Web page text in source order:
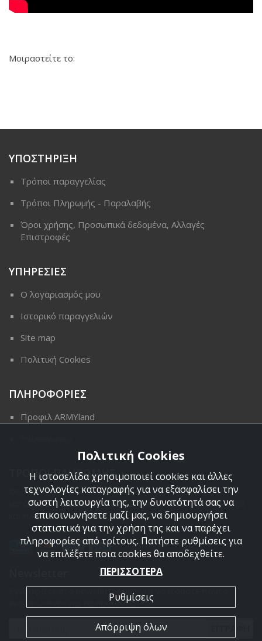
Μοιραστείτε το:
ΥΠΟΣΤΗΡΙΞΗ
Τρόποι παραγγελίας
Τρόποι Πληρωμής - Παραλαβής
Όροι χρήσης, Προσωπικά δεδομένα, Αλλαγές
Επιστροφές
ΥΠΗΡΕΣΙΕΣ
Ο λογαριασμός μου
Ιστορικό παραγγελιών
Site map
Πολιτική Cookies
ΠΛΗΡΟΦΟΡΙΕΣ
Προφιλ ARMYland
ΤΡΟΠΟΙ ΠΛΗΡΩΜΗΣ
Οι διαθέσιμοι τρόποι πληρωμής είναι η Αντικαταβολή,
κατάθεση σε τραπεζικό μας λογαριασμό, πιστωτική κάρτα
και πληρωμή με PayPal.
Εγγραφείτε στο newsletter μας για να είσαστε πάντα
ενημερωμένοι για τα προϊόντα μας.
Πολιτική Cookies
Η ιστοσελίδα χρησιμοποιεί cookies και άλλες
τεχνολογίες καταγραφής για να εξασφαλίσει την
σωστή λειτουργία της, την δυνατότητά σας να
επικοινωνήσετε μαζί μας, να δημιουργήσει
στατιστικά για την χρήση της και να παρέχει
πληροφορίες από τρίτους. Πατήστε ρυθμίσεις για
να επιλέξετε ποια cookies θα αποδεχθείτε.
ΠΕΡΙΣΣΟΤΕΡΑ
Ρυθμίσεις
Απόρριψη όλων